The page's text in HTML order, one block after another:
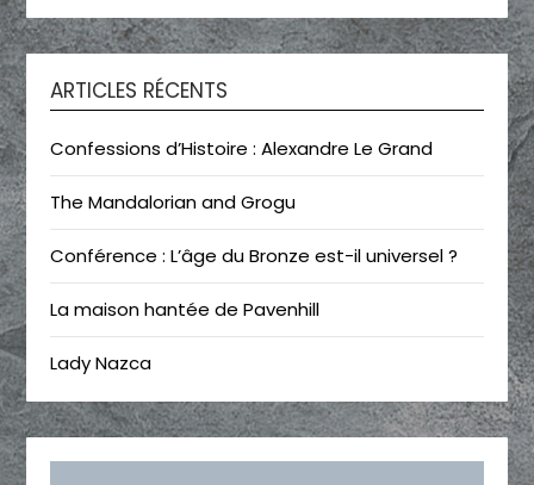
ARTICLES RÉCENTS
Confessions d’Histoire : Alexandre Le Grand
The Mandalorian and Grogu
Conférence : L’âge du Bronze est-il universel ?
La maison hantée de Pavenhill
Lady Nazca